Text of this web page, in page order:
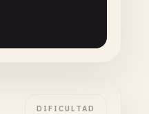
DIFICULTAD